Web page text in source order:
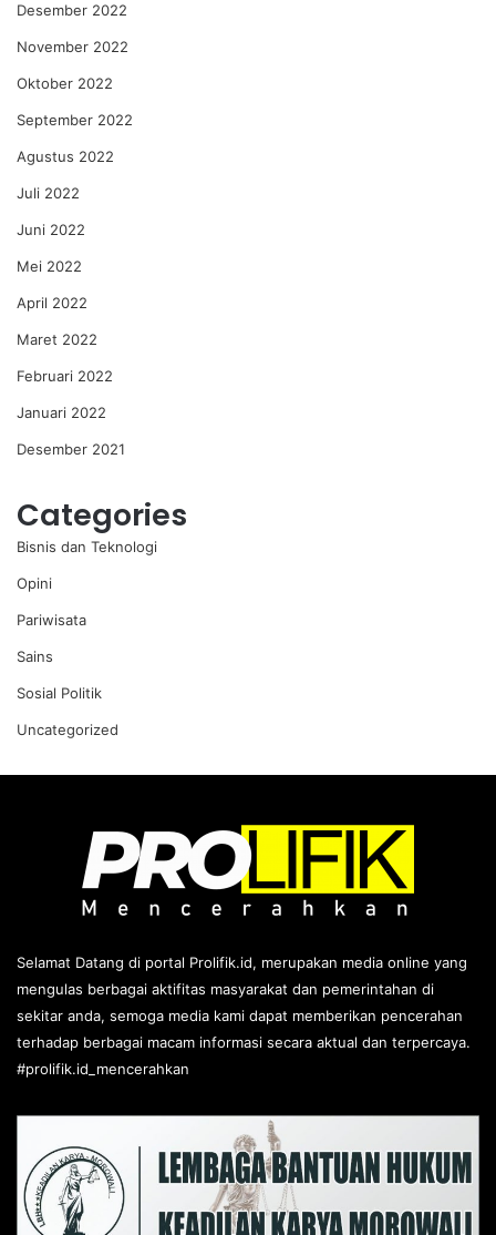
Desember 2022
November 2022
Oktober 2022
September 2022
Agustus 2022
Juli 2022
Juni 2022
Mei 2022
April 2022
Maret 2022
Februari 2022
Januari 2022
Desember 2021
Categories
Bisnis dan Teknologi
Opini
Pariwisata
Sains
Sosial Politik
Uncategorized
Selamat Datang di portal Prolifik.id, merupakan media online yang
mengulas berbagai aktifitas masyarakat dan pemerintahan di
sekitar anda, semoga media kami dapat memberikan pencerahan
terhadap berbagai macam informasi secara aktual dan terpercaya.
#prolifik.id_mencerahkan